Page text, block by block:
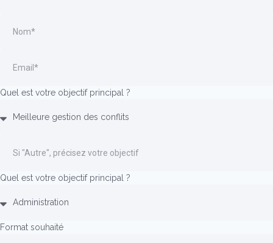
Quel est votre objectif principal ?
Quel est votre objectif principal ?
Format souhaité